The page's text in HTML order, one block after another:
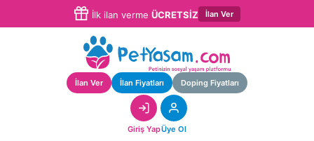
İlk ilan verme ÜCRETSİZ İlan Ver
İlan Ver İlan Fiyatları Doping Fiyatları
Giriş YapÜye Ol